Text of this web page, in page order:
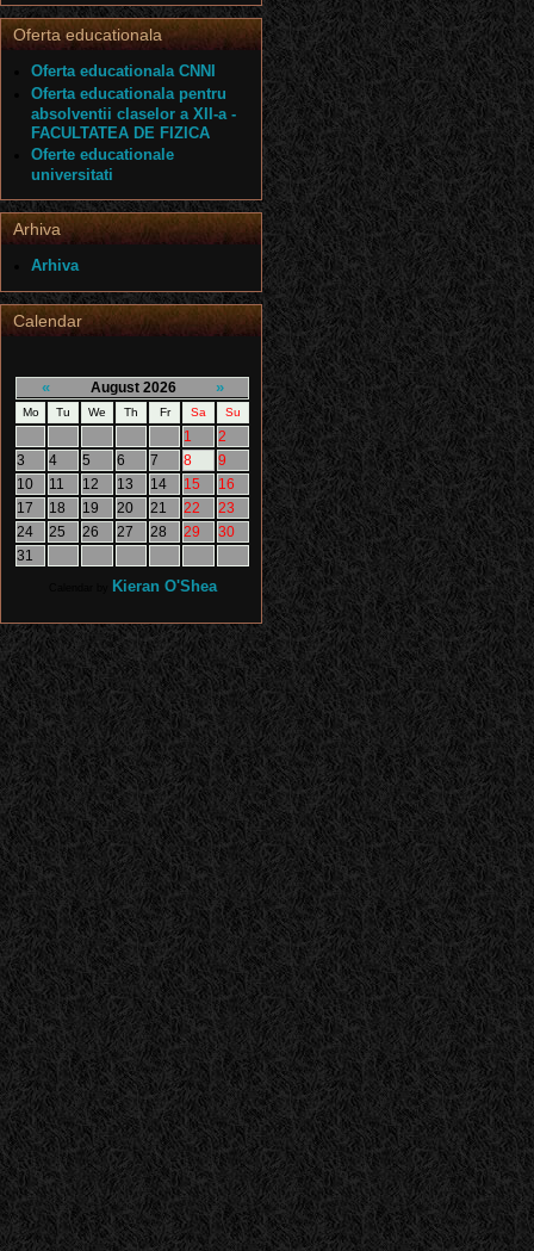
Oferta educationala
Oferta educationala CNNI
Oferta educationala pentru
absolventii claselor a XII-a -
FACULTATEA DE FIZICA
Oferte educationale
universitati
Arhiva
Arhiva
Calendar
« August 2026 »
Mo Tu We Th Fr Sa Su
1
2
3
4 5 6 7 8
9
10
11 12 13 14 15
16
17
18 19 20 21 22
23
24
25 26 27 28 29
30
31
Kieran O'Shea